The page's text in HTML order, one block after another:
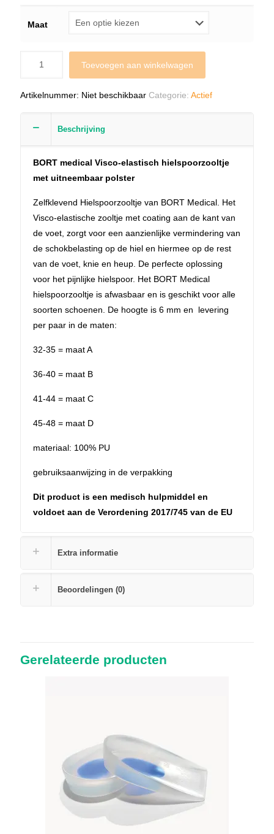
Maat
Toevoegen aan winkelwagen
Artikelnummer: Niet beschikbaar Categorie: Actief
Beschrijving
BORT medical Visco-elastisch hielspoorzooltje
met uitneembaar polster
Zelfklevend Hielspoorzooltje van BORT Medical. Het
Visco-elastische zooltje met coating aan de kant van
de voet, zorgt voor een aanzienlijke vermindering van
de schokbelasting op de hiel en hiermee op de rest
van de voet, knie en heup. De perfecte oplossing
voor het pijnlijke hielspoor. Het BORT Medical
hielspoorzooltje is afwasbaar en is geschikt voor alle
soorten schoenen. De hoogte is 6 mm en levering
per paar in de maten:
32-35 = maat A
36-40 = maat B
41-44 = maat C
45-48 = maat D
materiaal: 100% PU
gebruiksaanwijzing in de verpakking
Dit product is een medisch hulpmiddel en
voldoet aan de Verordening 2017/745 van de EU
Extra informatie
Beoordelingen (0)
Gerelateerde producten